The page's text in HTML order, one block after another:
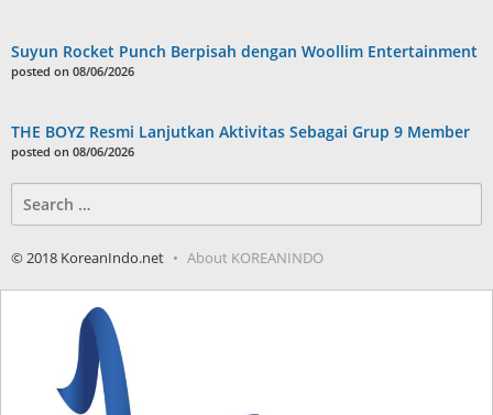
Suyun Rocket Punch Berpisah dengan Woollim Entertainment
posted on 08/06/2026
THE BOYZ Resmi Lanjutkan Aktivitas Sebagai Grup 9 Member
posted on 08/06/2026
for:
© 2018 KoreanIndo.net About KOREANINDO